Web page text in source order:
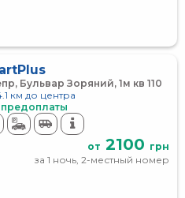
Бульвар Зоряний, 1м кв 110
км до центра
предоплаты
от 2100 грн
за 1 ночь, 2-местный номер